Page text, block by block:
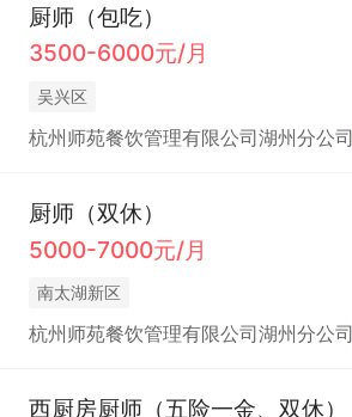
厨师（包吃）
3500-6000元/月
吴兴区
杭州师苑餐饮管理有限公司湖州分公司
厨师（双休）
5000-7000元/月
南太湖新区
杭州师苑餐饮管理有限公司湖州分公司
西厨房厨师（五险一金、双休）